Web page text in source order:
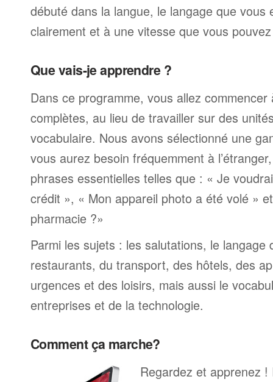
débuté dans la langue, le langage que vous
clairement et à une vitesse que vous
Que vais-je apprendre ?
Dans ce programme, vous allez
complètes, au lieu de travailler sur des
vocabulaire. Nous avons sélectionné une
vous aurez besoin fréquemment à
phrases essentielles telles que : « Je
crédit », « Mon appareil photo a été volé »
pharmacie ?»
Parmi les sujets : les salutations, le langage
restaurants, du transport, des hôtels, des
urgences et des loisirs, mais aussi le
entreprises et de la technologie.
Comment ça marche?
Regardez et apprenez